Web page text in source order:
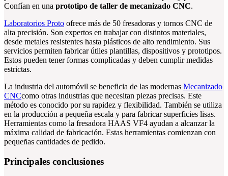
Confían en una prototipo de taller de mecanizado CNC.
Laboratorios Proto ofrece más de 50 fresadoras y tornos CNC de
alta precisión. Son expertos en trabajar con distintos materiales,
desde metales resistentes hasta plásticos de alto rendimiento. Sus
servicios permiten fabricar útiles plantillas, dispositivos y prototipos.
Estos pueden tener formas complicadas y deben cumplir medidas
estrictas.
La industria del automóvil se beneficia de las modernas Mecanizado
CNCcomo otras industrias que necesitan piezas precisas. Este
método es conocido por su rapidez y flexibilidad. También se utiliza
en la producción a pequeña escala y para fabricar superficies lisas.
Herramientas como la fresadora HAAS VF4 ayudan a alcanzar la
máxima calidad de fabricación. Estas herramientas comienzan con
pequeñas cantidades de pedido.
Principales conclusiones